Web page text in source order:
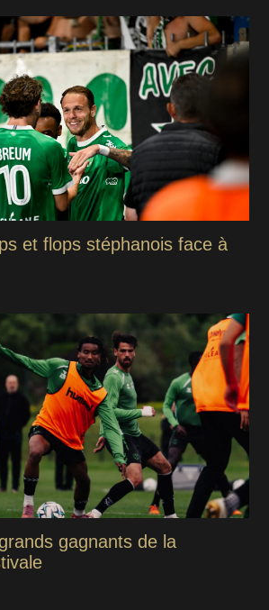
et flops stéphanois face à
gagnants de la